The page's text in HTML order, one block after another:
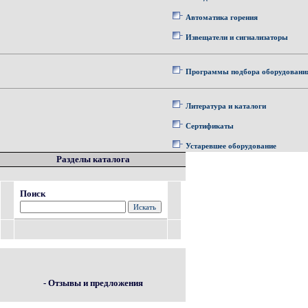
Автоматика горения
Извещатели и сигнализаторы
Программы подбора
Литература и каталоги
Сертификаты
Устаревшее оборудование
Разделы каталога
Поиск
- Отзывы и предложения